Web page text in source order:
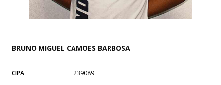
BRUNO MIGUEL CAMOES BARBOSA
CIPA
239089